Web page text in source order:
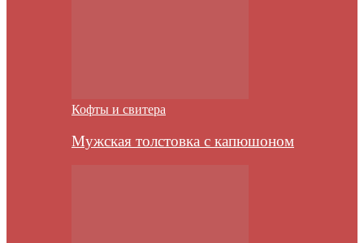
Кофты и свитера
Мужская толстовка с капюшоном